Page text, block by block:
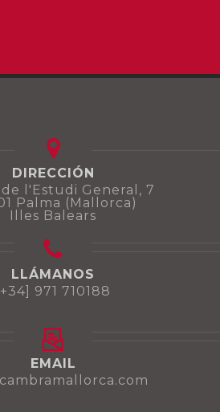
DIRECCIÓN
l'Estudi General, 7
Palma (Mallorca)
Illes Balears
LLÁMANOS
971 710188
EMAIL